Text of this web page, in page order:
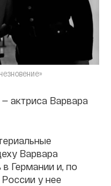
актриса Варвара
Варвара
Германии и, по
у нее